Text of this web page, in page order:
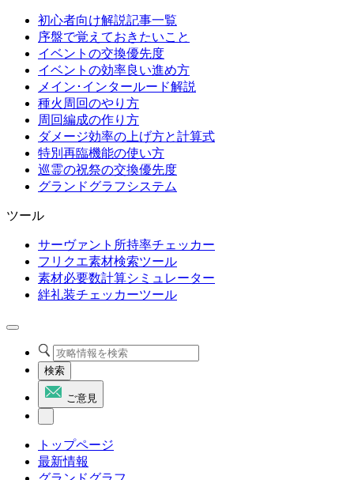
初心者向け解説記事一覧
序盤で覚えておきたいこと
イベントの交換優先度
イベントの効率良い進め方
メイン･インタールード解説
種火周回のやり方
周回編成の作り方
ダメージ効率の上げ方と計算式
特別再臨機能の使い方
巡霊の祝祭の交換優先度
グランドグラフシステム
ツール
サーヴァント所持率チェッカー
フリクエ素材検索ツール
素材必要数計算シミュレーター
絆礼装チェッカーツール
検索
ご意見
トップページ
最新情報